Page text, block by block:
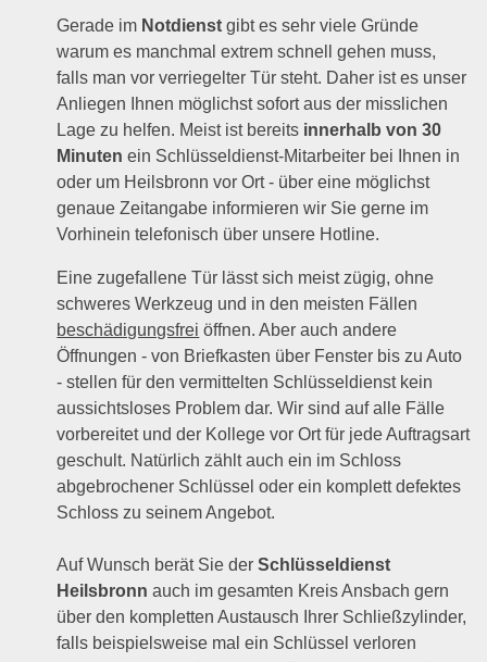
Gerade im Notdienst gibt es sehr viele Gründe
warum es manchmal extrem schnell gehen muss,
falls man vor verriegelter Tür steht. Daher ist es unser
Anliegen Ihnen möglichst sofort aus der misslichen
Lage zu helfen. Meist ist bereits innerhalb von 30
Minuten ein Schlüsseldienst-Mitarbeiter bei Ihnen in
oder um Heilsbronn vor Ort - über eine möglichst
genaue Zeitangabe informieren wir Sie gerne im
Vorhinein telefonisch über unsere Hotline.
Eine zugefallene Tür lässt sich meist zügig, ohne
schweres Werkzeug und in den meisten Fällen
beschädigungsfrei öffnen. Aber auch andere
Öffnungen - von Briefkasten über Fenster bis zu Auto
- stellen für den vermittelten Schlüsseldienst kein
aussichtsloses Problem dar. Wir sind auf alle Fälle
vorbereitet und der Kollege vor Ort für jede Auftragsart
geschult. Natürlich zählt auch ein im Schloss
abgebrochener Schlüssel oder ein komplett defektes
Schloss zu seinem Angebot.
Auf Wunsch berät Sie derSchlüsseldienst
Heilsbronn auch im gesamten Kreis Ansbach gern
über den kompletten Austausch Ihrer Schließzylinder,
falls beispielsweise mal ein Schlüssel verloren